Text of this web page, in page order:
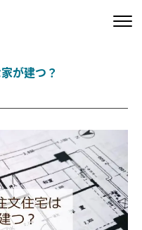
いが建つ？